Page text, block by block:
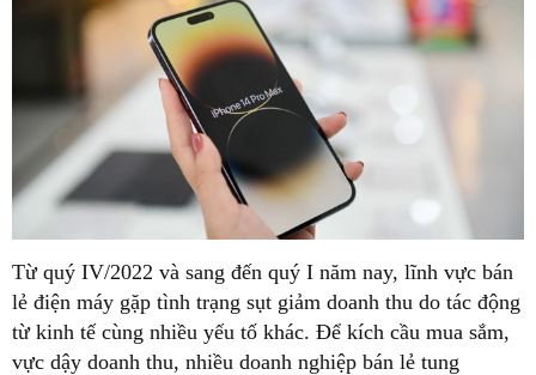
Từ quý IV/2022 và sang đến quý I năm nay, lĩnh vực bán
lẻ điện máy gặp tình trạng sụt giảm doanh thu do tác động
từ kinh tế cùng nhiều yếu tố khác. Để kích cầu mua sắm,
vực dậy doanh thu, nhiều doanh nghiệp bán lẻ tung